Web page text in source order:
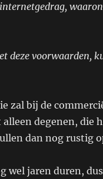
deze voorwaarden,
zal bij de
degenen, die
dan nog rustig
wel jaren duren,